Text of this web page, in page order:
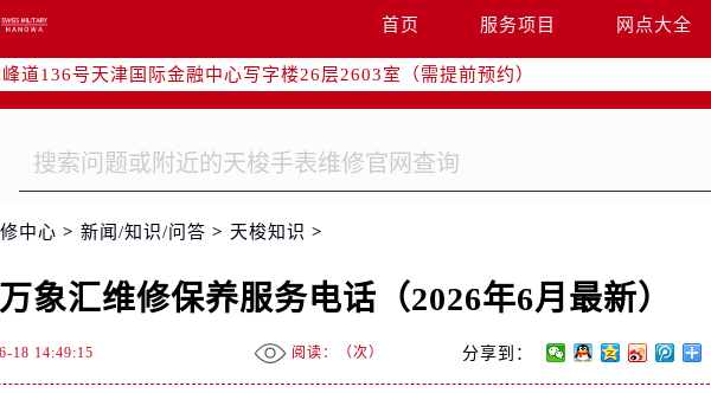
首页 服务项目 网点大全
国门外大街甲6号华熙国际中心写字楼D座11层1102室（需提前预约）
道136号天津国际金融中心写字楼26层2603室（需提前预约）
路3号港汇中心写字楼2座37层3705室（需提前预约）
东路299号宏伊国际广场写字楼8层806室（需提前预约）
锦路1590号现代传媒中心写字楼5号楼10层1008室（需提前预约）
路29号星耀天地写字楼1号楼18层1803室（需提前预约）
大道5号盐城金融城写字楼1号楼16层1604室（需提前预约）
东路399号置地商务中心东塔写字楼（华润万象城）17层1706室（需提前预约）
闸南路500号来福士广场办公楼20层2009室（需提前预约）
中心 > 新闻/知识/问答 > 天梭知识 >
象汇维修保养服务电话（2026年6月最新）
18 14:49:15 阅读：（次） 分享到：